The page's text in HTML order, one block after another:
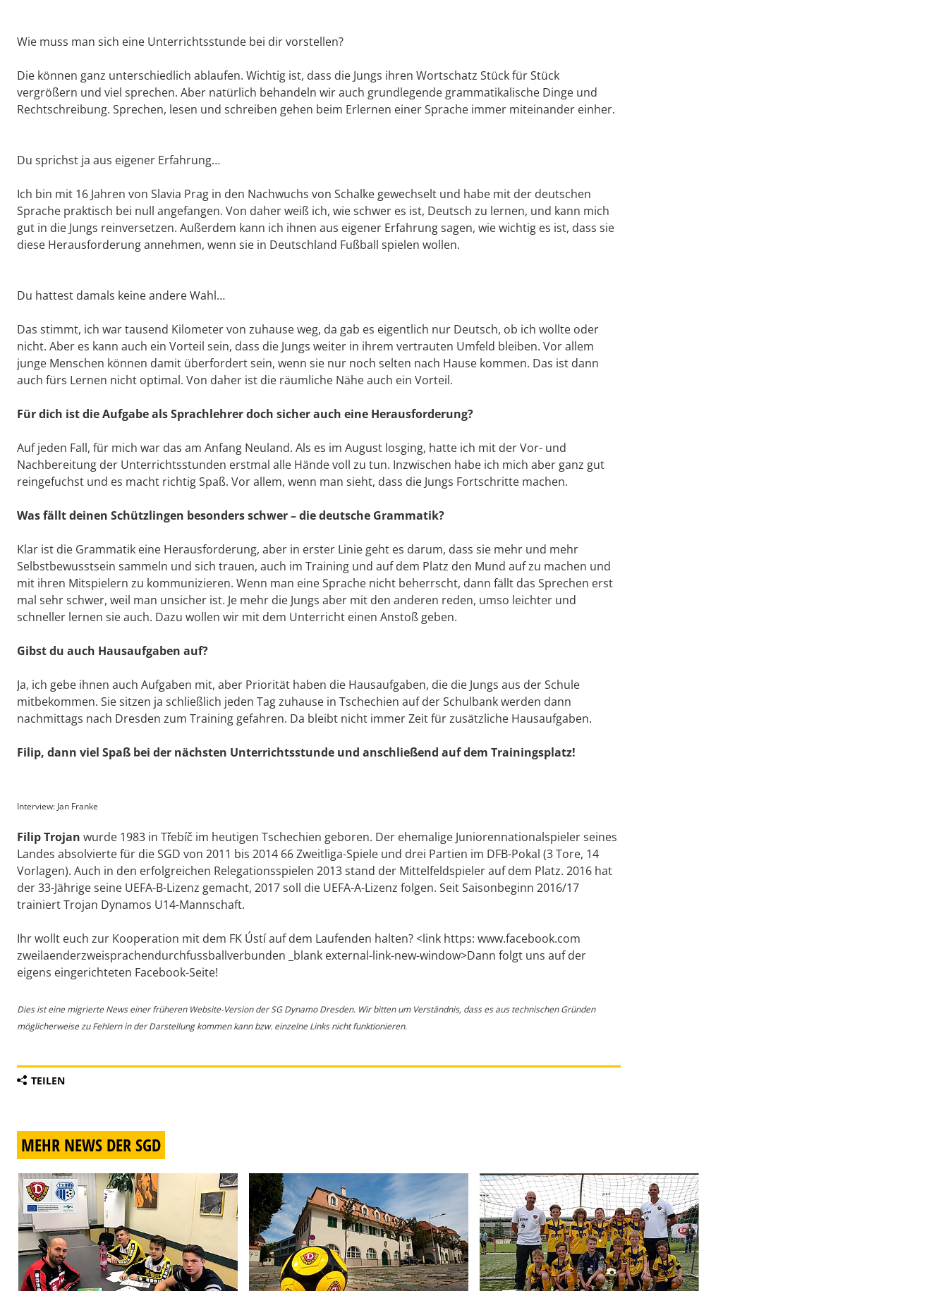
Wie muss man sich eine Unterrichtsstunde bei dir vorstellen?
Die können ganz unterschiedlich ablaufen. Wichtig ist, dass die Jungs ihren Wortschatz Stück für Stück
vergrößern und viel sprechen. Aber natürlich behandeln wir auch grundlegende grammatikalische Dinge und
Rechtschreibung. Sprechen, lesen und schreiben gehen beim Erlernen einer Sprache immer miteinander einher.
Du sprichst ja aus eigener Erfahrung…
Ich bin mit 16 Jahren von Slavia Prag in den Nachwuchs von Schalke gewechselt und habe mit der deutschen
Sprache praktisch bei null angefangen. Von daher weiß ich, wie schwer es ist, Deutsch zu lernen, und kann mich
gut in die Jungs reinversetzen. Außerdem kann ich ihnen aus eigener Erfahrung sagen, wie wichtig es ist, dass sie
diese Herausforderung annehmen, wenn sie in Deutschland Fußball spielen wollen.
Du hattest damals keine andere Wahl…
Das stimmt, ich war tausend Kilometer von zuhause weg, da gab es eigentlich nur Deutsch, ob ich wollte oder
nicht. Aber es kann auch ein Vorteil sein, dass die Jungs weiter in ihrem vertrauten Umfeld bleiben. Vor allem
junge Menschen können damit überfordert sein, wenn sie nur noch selten nach Hause kommen. Das ist dann
auch fürs Lernen nicht optimal. Von daher ist die räumliche Nähe auch ein Vorteil.
Für dich ist die Aufgabe als Sprachlehrer doch sicher auch eine Herausforderung?
Auf jeden Fall, für mich war das am Anfang Neuland. Als es im August losging, hatte ich mit der Vor- und
Nachbereitung der Unterrichtsstunden erstmal alle Hände voll zu tun. Inzwischen habe ich mich aber ganz gut
reingefuchst und es macht richtig Spaß. Vor allem, wenn man sieht, dass die Jungs Fortschritte machen.
Was fällt deinen Schützlingen besonders schwer – die deutsche Grammatik?
Klar ist die Grammatik eine Herausforderung, aber in erster Linie geht es darum, dass sie mehr und mehr
Selbstbewusstsein sammeln und sich trauen, auch im Training und auf dem Platz den Mund auf zu machen und
mit ihren Mitspielern zu kommunizieren. Wenn man eine Sprache nicht beherrscht, dann fällt das Sprechen erst
mal sehr schwer, weil man unsicher ist. Je mehr die Jungs aber mit den anderen reden, umso leichter und
schneller lernen sie auch. Dazu wollen wir mit dem Unterricht einen Anstoß geben.
Gibst du auch Hausaufgaben auf?
Ja, ich gebe ihnen auch Aufgaben mit, aber Priorität haben die Hausaufgaben, die die Jungs aus der Schule
mitbekommen. Sie sitzen ja schließlich jeden Tag zuhause in Tschechien auf der Schulbank werden dann
nachmittags nach Dresden zum Training gefahren. Da bleibt nicht immer Zeit für zusätzliche Hausaufgaben.
Filip, dann viel Spaß bei der nächsten Unterrichtsstunde und anschließend auf dem Trainingsplatz!
Interview: Jan Franke
Filip Trojan wurde 1983 in Třebíč im heutigen Tschechien geboren. Der ehemalige Juniorennationalspieler seines
Landes absolvierte für die SGD von 2011 bis 2014 66 Zweitliga-Spiele und drei Partien im DFB-Pokal (3 Tore, 14
Vorlagen). Auch in den erfolgreichen Relegationsspielen 2013 stand der Mittelfeldspieler auf dem Platz. 2016 hat
der 33-Jährige seine UEFA-B-Lizenz gemacht, 2017 soll die UEFA-A-Lizenz folgen. Seit Saisonbeginn 2016/17
trainiert Trojan Dynamos U14-Mannschaft.
Ihr wollt euch zur Kooperation mit dem FK Ústí auf dem Laufenden halten? <link https: www.facebook.com
zweilaenderzweisprachendurchfussballverbunden _blank external-link-new-window>Dann folgt uns auf der
eigens eingerichteten Facebook-Seite!
Dies ist eine migrierte News einer früheren Website-Version der SG Dynamo Dresden. Wir bitten um Verständnis, dass es aus technischen Gründen
möglicherweise zu Fehlern in der Darstellung kommen kann bzw. einzelne Links nicht funktionieren.
TEILEN
MEHR NEWS DER SGD